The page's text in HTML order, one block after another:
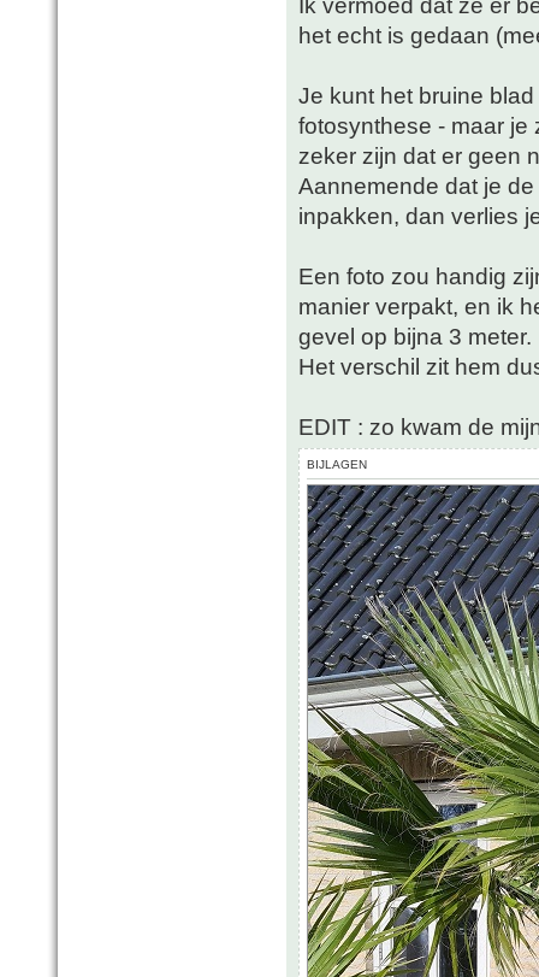
het echt is gedaan
Je kunt het bruine
fotosynthese - maar je
zeker zijn dat er geen
Aannemende dat je
inpakken, dan verlies
Een foto zou handig
manier verpakt, en ik
gevel op bijna 3 meter.
Het verschil zit hem
EDIT : zo kwam de
BIJLAGEN